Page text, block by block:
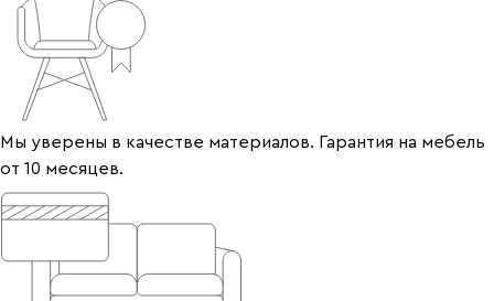
Мы уверены в качестве материалов. Гарантия на мебель
от 10 месяцев.